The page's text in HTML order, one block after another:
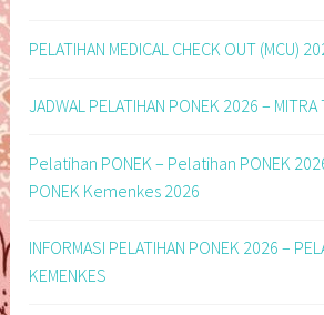
PELATIHAN MEDICAL CHECK OUT (MCU)
JADWAL PELATIHAN PONEK 2026 – MITRA
Pelatihan PONEK – Pelatihan PONEK
PONEK Kemenkes 2026
INFORMASI PELATIHAN PONEK 2026 –
KEMENKES